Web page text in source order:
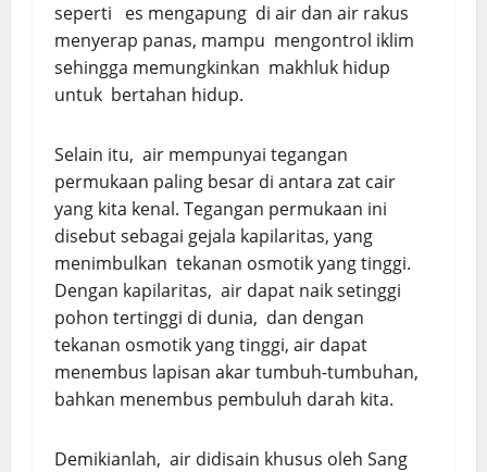
seperti es mengapung di air dan air rakus
menyerap panas, mampu mengontrol iklim
sehingga memungkinkan makhluk hidup
untuk bertahan hidup.
Selain itu, air mempunyai tegangan
permukaan paling besar di antara zat cair
yang kita kenal. Tegangan permukaan ini
disebut sebagai gejala kapilaritas, yang
menimbulkan tekanan osmotik yang tinggi.
Dengan kapilaritas, air dapat naik setinggi
pohon tertinggi di dunia, dan dengan
tekanan osmotik yang tinggi, air dapat
menembus lapisan akar tumbuh-tumbuhan,
bahkan menembus pembuluh darah kita.
Demikianlah, air didisain khusus oleh Sang